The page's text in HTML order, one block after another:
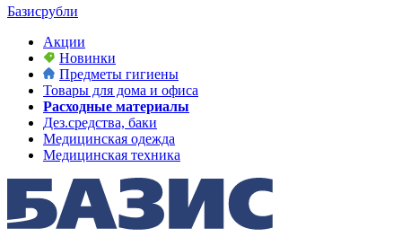
Базисрубли
Акции
Новинки
Предметы гигиены
Товары для дома и офиса
Расходные материалы
Дез.средства, баки
Медицинская одежда
Медицинская техника